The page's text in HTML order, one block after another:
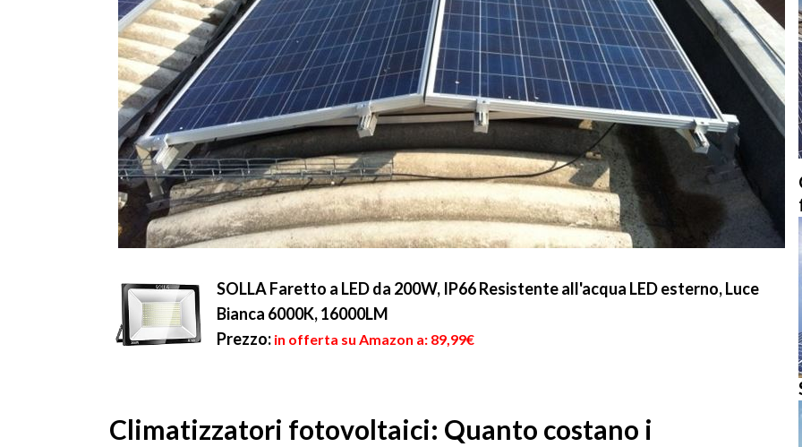
SOLLA Faretto a LED da 200W, IP66 Resistente all'acqua LED esterno, Luce
Bianca 6000K, 16000LM
Prezzo: in offerta su Amazon a: 89,99€
Climatizzatori fotovoltaici: Quanto costano i